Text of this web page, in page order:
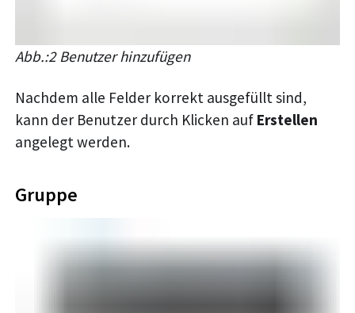
Abb.:2 Benutzer hinzufügen
Nachdem alle Felder korrekt ausgefüllt sind,
kann der Benutzer durch Klicken auf Erstellen
angelegt werden.
Gruppe